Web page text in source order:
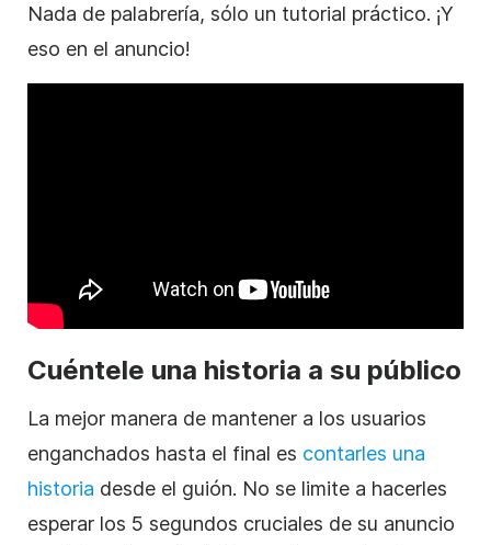
Nada de palabrería, sólo un tutorial práctico. ¡Y
eso en el anuncio!
Cuéntele una historia a su público
La mejor manera de mantener a los usuarios
enganchados hasta el final es contarles una
historia desde el guión. No se limite a hacerles
esperar los 5 segundos cruciales de su anuncio